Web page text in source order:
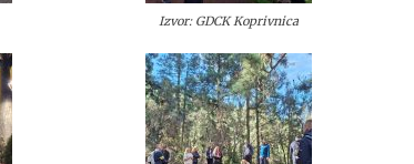
Izvor: GDCK Koprivnica